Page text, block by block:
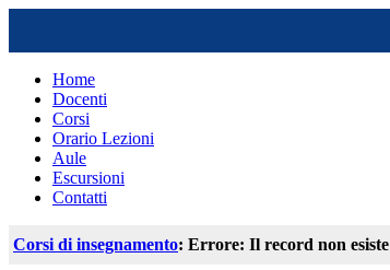
Home
Docenti
Corsi
Orario Lezioni
Aule
Escursioni
Contatti
Corsi di insegnamento: Errore: Il record non esiste